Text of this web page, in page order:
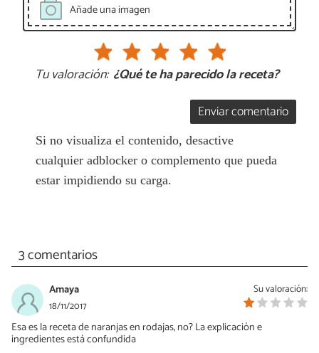
Añade una imagen
Tu valoración: ¿Qué te ha parecido la receta?
Enviar comentario
Si no visualiza el contenido, desactive
cualquier adblocker o complemento que pueda
estar impidiendo su carga.
3 comentarios
Su valoración:
Amaya
18/11/2017
Esa es la receta de naranjas en rodajas, no? La explicación e
ingredientes está confundida